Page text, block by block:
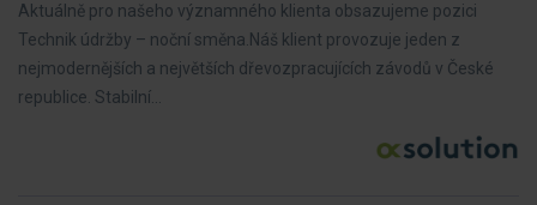
Aktuálně pro našeho významného klienta obsazujeme pozici
Technik údržby – noční směna.Náš klient provozuje jeden z
nejmodernějších a největších dřevozpracujících závodů v České
republice. Stabilní…